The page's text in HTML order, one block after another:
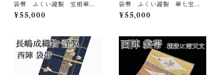
袋帯 ふくい謹製 宝相華
菊唐草 六通柄 唐織錦 西
陣 正絹 日本製 未仕立
¥55,000
袋帯 ふくい謹製 華七宝
毘沙門亀甲 六通柄 唐織
錦 西陣 正絹 日本製 未
¥55,000